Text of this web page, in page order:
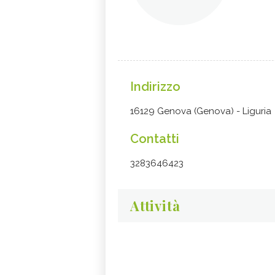
Indirizzo
16129 Genova (Genova) - Liguria
Contatti
3283646423
Attività